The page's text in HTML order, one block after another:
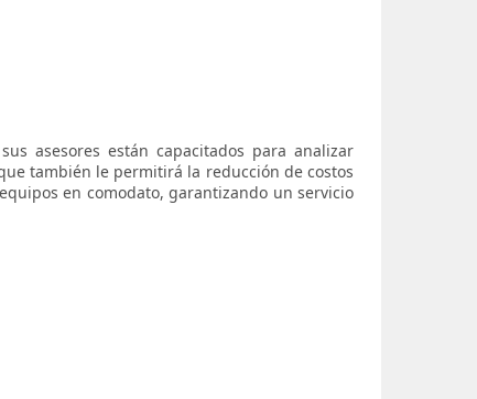
asesores están capacitados para analizar
también le permitirá la reducción de costos
en comodato, garantizando un servicio